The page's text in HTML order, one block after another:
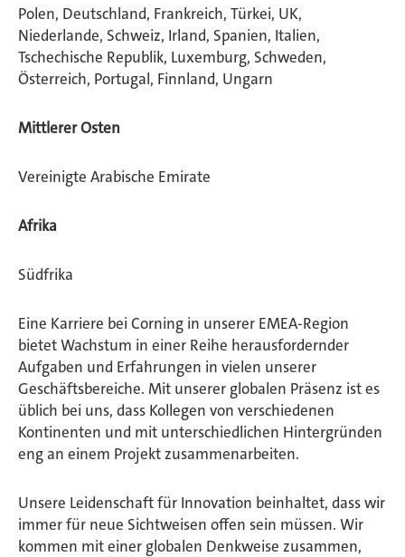
Polen, Deutschland, Frankreich, Türkei, UK,
Niederlande, Schweiz, Irland, Spanien, Italien,
Tschechische Republik, Luxemburg, Schweden,
Österreich, Portugal, Finnland, Ungarn
Mittlerer Osten
Vereinigte Arabische Emirate
Afrika
Südfrika
Eine Karriere bei Corning in unserer EMEA-Region
bietet Wachstum in einer Reihe herausfordernder
Aufgaben und Erfahrungen in vielen unserer
Geschäftsbereiche. Mit unserer globalen Präsenz ist es
üblich bei uns, dass Kollegen von verschiedenen
Kontinenten und mit unterschiedlichen Hintergründen
eng an einem Projekt zusammenarbeiten.
Unsere Leidenschaft für Innovation beinhaltet, dass wir
immer für neue Sichtweisen offen sein müssen. Wir
kommen mit einer globalen Denkweise zusammen,